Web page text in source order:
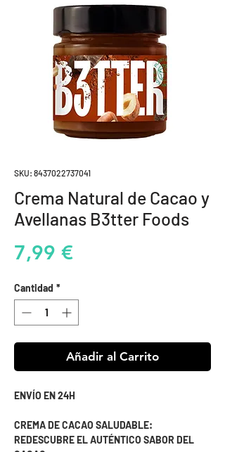
SKU: 8437022737041
Crema Natural de Cacao y
Avellanas B3tter Foods
7,99 €Precio
Cantidad *
Añadir al Carrito
ENVÍO EN 24H
CREMA DE CACAO SALUDABLE:
REDESCUBRE EL AUTÉNTICO SABOR DEL